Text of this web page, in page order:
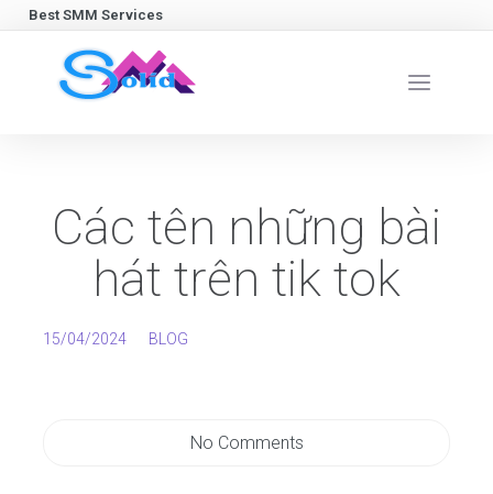
Best SMM Services
Các tên những bài
hát trên tik tok
15/04/2024 BLOG
No Comments